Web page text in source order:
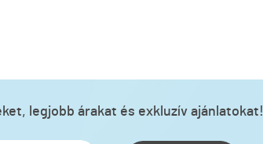
legjobb árakat és exkluzív ajánlatokat!